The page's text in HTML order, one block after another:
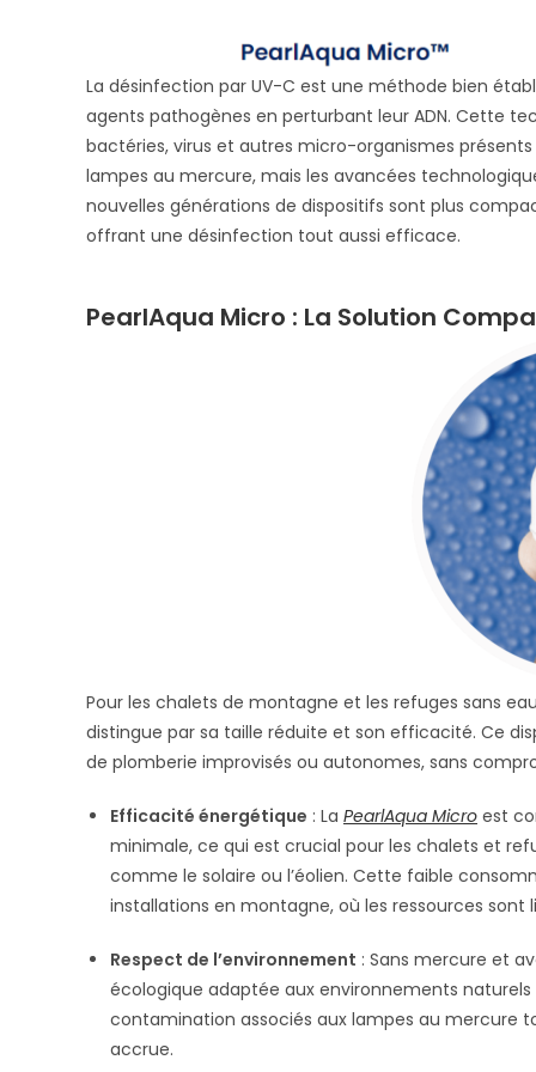
La désinfection par UV-C est une méthode bien
agents pathogènes en perturbant leur ADN. Cette
bactéries, virus et autres micro-organismes
lampes au mercure, mais les avancées
nouvelles générations de dispositifs sont plus
offrant une désinfection tout aussi efficace.
PearlAqua Micro : La Solution
Pour les chalets de montagne et les refuges sans
distingue par sa taille réduite et son efficacité. Ce
de plomberie improvisés ou autonomes, sans
Efficacité énergétique : La PearlAqua Micro est
minimale, ce qui est crucial pour les chalets et
comme le solaire ou l’éolien. Cette faible
installations en montagne, où les ressources sont
Respect de l’environnement : Sans mercure et
écologique adaptée aux environnements naturels
contamination associés aux lampes au mercure
accrue.